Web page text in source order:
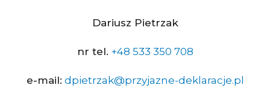
Dariusz Pietrzak
nr tel. +48 533 350 708
e-mail: dpietrzak@przyjazne-deklaracje.pl